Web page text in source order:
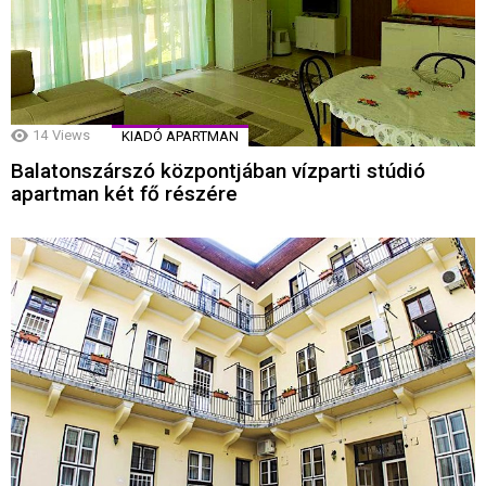
14 Views KIADÓ APARTMAN
Balatonszárszó központjában vízparti stúdió
apartman két fő részére